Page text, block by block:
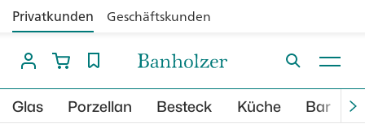
Privatkunden Geschäftskunden
Glas Porzellan Besteck Küche Bar